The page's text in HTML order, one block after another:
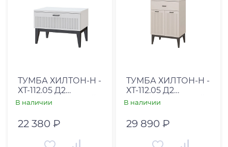
Россия (2 )
Высота, см
ТУМБА ХИЛТОН-H -
ХТ-112.05 Д2
КАШЕМИР СЕРЫЙ
00002366)
В наличии
22 380 ₽
ТУМБА ХИЛТОН-H -
ХТ-112.05 Д2
КАШЕМИР СЕРЫЙ
00001826)
В наличии
29 890 ₽